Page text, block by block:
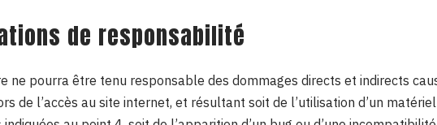
de responsabilité
ne pourra être tenu responsable des dommages directs et indirects
de l’accès au site internet, et résultant soit de l’utilisation d’un